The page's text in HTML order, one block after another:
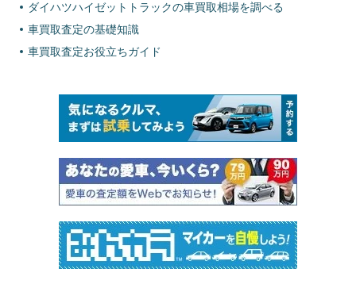
ダイハツハイゼットトラックの車買取相場を調べる
車買取査定の基礎知識
車買取査定お役立ちガイド